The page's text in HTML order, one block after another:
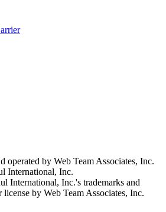
operated by Web Team Associates, Inc.
International, Inc.
International, Inc.'s trademarks and
license by Web Team Associates, Inc.